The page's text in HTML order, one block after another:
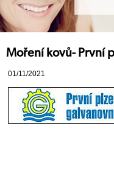
Moření kovů- První
01/11/2021